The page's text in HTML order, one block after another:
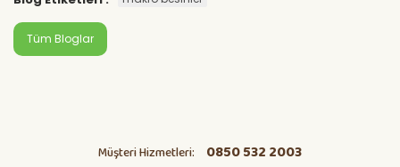
Tüm Bloglar
Müşteri Hizmetleri: 0850 532 2003